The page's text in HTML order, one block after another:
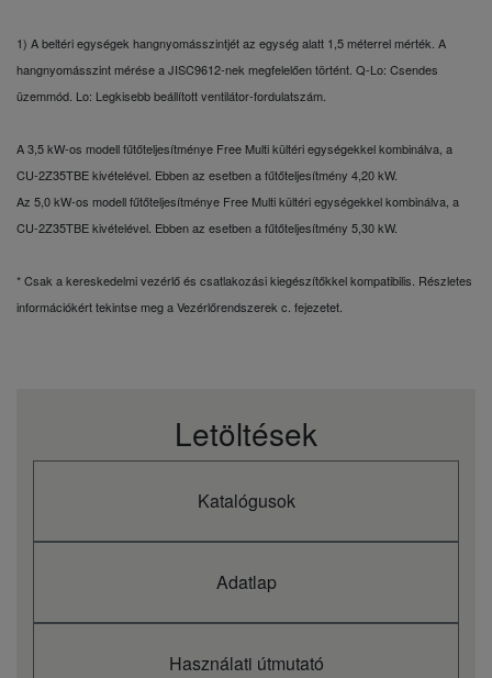
1) A beltéri egységek hangnyomásszintjét az egység alatt 1,5 méterrel mérték. A
hangnyomásszint mérése a JISC9612-nek megfelelően történt. Q-Lo: Csendes
üzemmód. Lo: Legkisebb beállított ventilátor-fordulatszám.
A 3,5 kW-os modell fűtőteljesítménye Free Multi kültéri egységekkel kombinálva, a
CU-2Z35TBE kivételével. Ebben az esetben a fűtőteljesítmény 4,20 kW.
Az 5,0 kW-os modell fűtőteljesítménye Free Multi kültéri egységekkel kombinálva, a
CU-2Z35TBE kivételével. Ebben az esetben a fűtőteljesítmény 5,30 kW.
* Csak a kereskedelmi vezérlő és csatlakozási kiegészítőkkel kompatibilis. Részletes
információkért tekintse meg a Vezérlőrendszerek c. fejezetet.
Letöltések
Katalógusok
Adatlap
Használati útmutató